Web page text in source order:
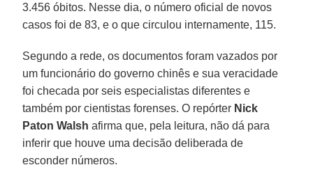
3.456 óbitos. Nesse dia, o número oficial de novos
casos foi de 83, e o que circulou internamente, 115.
Segundo a rede, os documentos foram vazados por
um funcionário do governo chinês e sua veracidade
foi checada por seis especialistas diferentes e
também por cientistas forenses. O repórter Nick
Paton Walsh afirma que, pela leitura, não dá para
inferir que houve uma decisão deliberada de
esconder números.